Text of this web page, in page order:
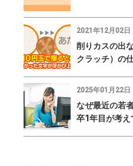
2021年12月02日
削りカスの出
クラッチ）の
2025年01月22日
なぜ最近の若
卒1年目が考え